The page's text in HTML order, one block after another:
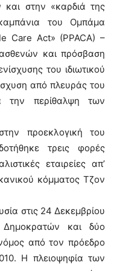
στην «καρδιά της
του Ομπάμα
Care Act» (PPACA) –
και πρόσβαση
του ιδιωτικού
από πλευράς του
την περίθαλψη των
προεκλογική του
τρεις φορές
εταιρείες απ’
κόμματος Τζον
στις 24 Δεκεμβρίου
και δύο
από τον πρόεδρο
Η πλειοψηφία των